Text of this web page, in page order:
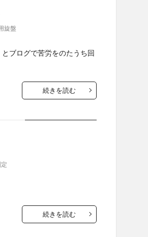
旋盤
ブログで苦労をのたうち回
続きを読む
続きを読む